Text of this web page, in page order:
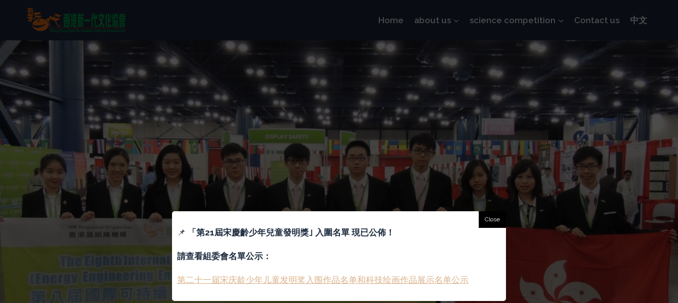
Home about us science competition Contact us 中文
📌 「 第21屆宋慶齡少年兒童發明獎｣ 入圍名單 現已公佈！
請查看組委會名單公示：
第二十一届宋庆龄少年儿童发明奖入围作品名单和科技绘画作品展示名单公示